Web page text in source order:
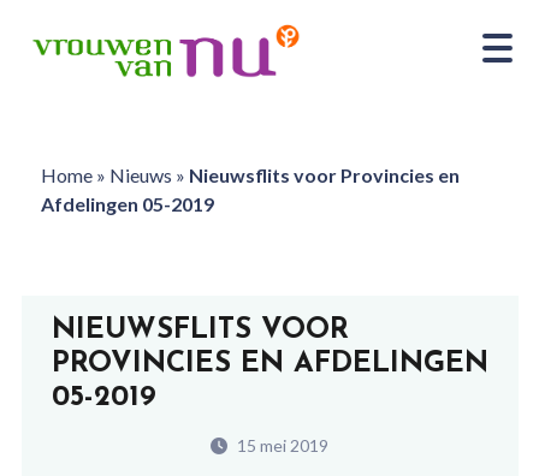
Home» Nieuws » Nieuwsflits voor Provincies en
Afdelingen 05-2019
NIEUWSFLITS VOOR
PROVINCIES EN AFDELINGEN
05-2019
15 mei 2019